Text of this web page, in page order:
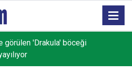
yayınlar 16 Ağustos'ta yeni